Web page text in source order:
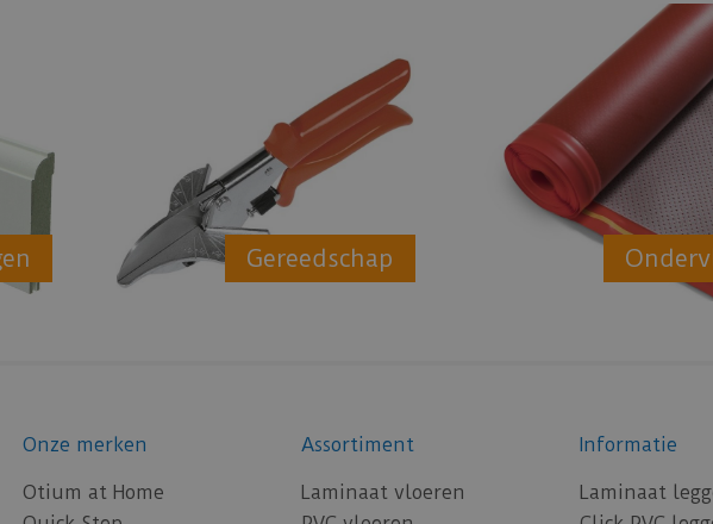
Gereedschap
Onze merken
Otium at Home
Assortiment
Laminaat vloeren
Informatie
Laminaat